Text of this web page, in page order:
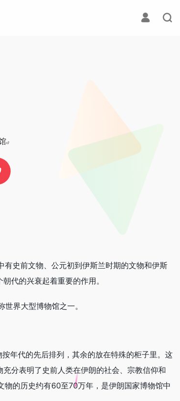
史前文物、公元初到伊斯兰时期的文物和伊斯
代的兴衰起着重要的作用。
界大型博物馆之一。
年代的先后排列，其余的放在特殊的柜子里。这
分表明了史前人类在伊朗的社会、宗教信仰和
的历史约有60至70万年，是伊朗国家博物馆中